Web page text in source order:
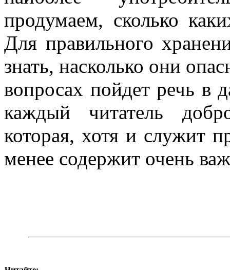
продумаем, сколько
Для правильного
знать, насколько они
вопросах пойдет речь в
каждый читатель
которая, хотя и служит
менее содержит очень